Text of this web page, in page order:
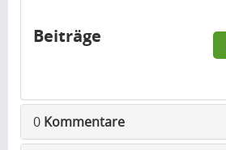
Beiträge
0 Kommentare